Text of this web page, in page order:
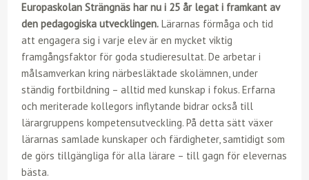
Europaskolan Strängnäs har nu i 25 år legat i framkant av
den pedagogiska utvecklingen. Lärarnas förmåga och tid
att engagera sig i varje elev är en mycket viktig
framgångsfaktor för goda studieresultat. De arbetar i
målsamverkan kring närbesläktade skolämnen, under
ständig fortbildning – alltid med kunskap i fokus. Erfarna
och meriterade kollegors inflytande bidrar också till
lärargruppens kompetens­utveckling. På detta sätt växer
lärarnas samlade kunskaper och färdigheter, samtidigt som
de görs tillgängliga för alla lärare – till gagn för elevernas
bästa.